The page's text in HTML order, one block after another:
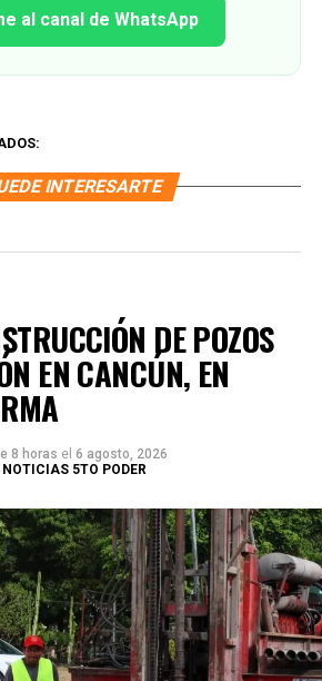
al canal de WhatsApp
INTERESARTE
DE POZOS
EN CANCÚN, EN
8 horas el 6 agosto, 2026
5TO PODER